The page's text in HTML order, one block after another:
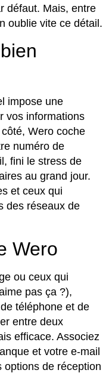
défaut. Mais, entre
oublie vite ce détail.
impose une
vos informations
Wero coche
numéro de
fini le stress de
au grand jour.
et ceux qui
des réseaux de
Wero
ou ceux qui
pas ça ?),
téléphone et de
entre deux
efficace. Associez
et votre e-mail
options de réception